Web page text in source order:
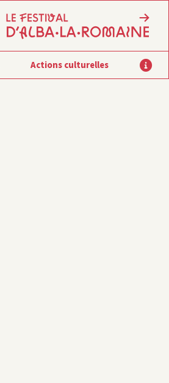
Actions culturelles